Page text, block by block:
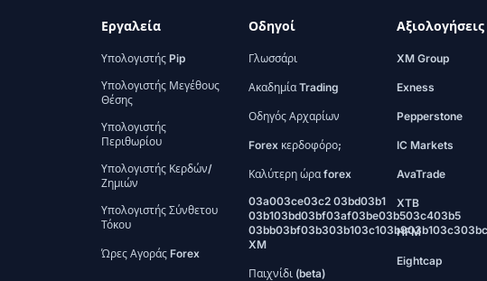
Εργαλεία
Υπολογιστής Pip
Υπολογιστής Μεγέθους
Θέσης
Υπολογιστής
Περιθωρίου
Υπολογιστής Κερδών/
Ζημιών
Υπολογιστής Σύνθετου
Τόκου
Ώρες Αγοράς Forex
Οδηγοί
Γλωσσάρι
Ακαδημία Trading
Οδηγός Αρχαρίων
Forex κερδοφόρο;
Καλύτερη ώρα forex
03a003ce03c2 03bd03b1
03b103bd03bf03af03be03b503c403b5
XM
Παιχνίδι (beta)
Αξιολογήσεις
XM Group
Exness
Pepperstone
IC Markets
AvaTrade
XTB
HFM
Eightcap